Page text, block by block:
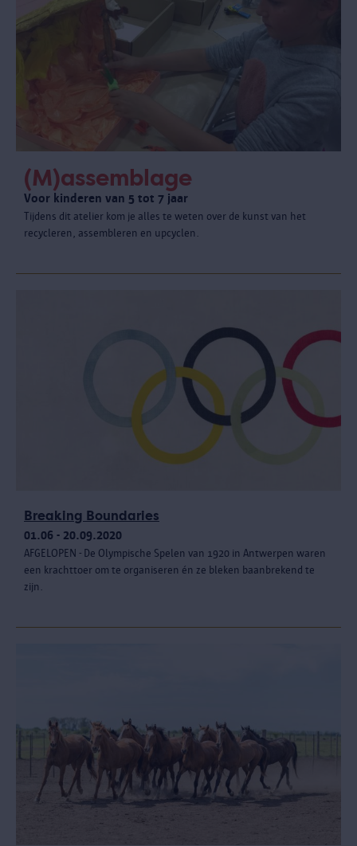
(M)assemblage
Voor kinderen van 5 tot 7 jaar
Tijdens dit atelier kom je alles te weten over de kunst van het
recycleren, assembleren en upcyclen.
Breaking Boundaries
01.06 - 20.09.2020
AFGELOPEN - De Olympische Spelen van 1920 in Antwerpen waren
een krachttoer om te organiseren én ze bleken baanbrekend te
zijn.